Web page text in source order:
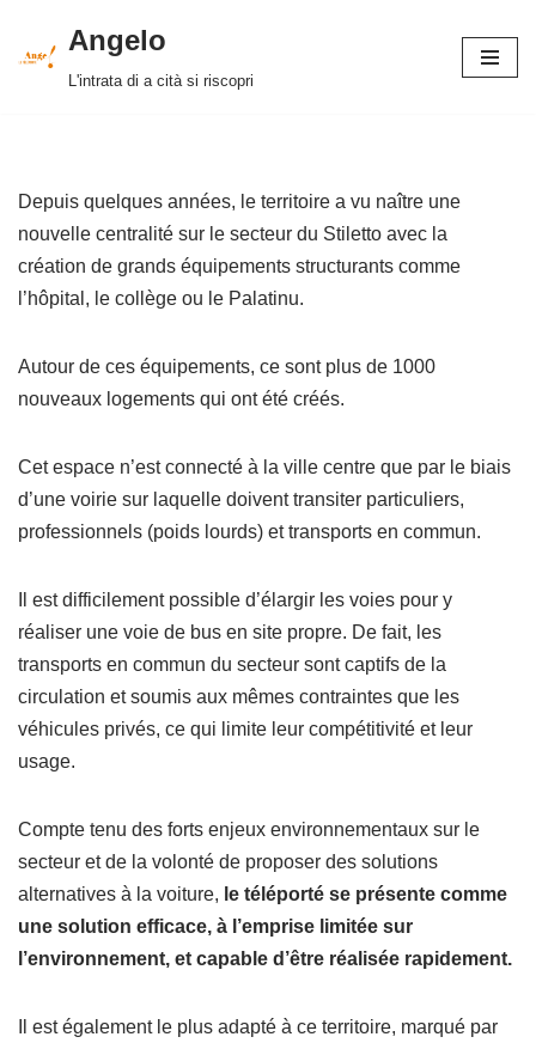
Aller
Angelo
L'intrata di a cità si riscopri
Depuis quelques années, le territoire a vu naître une
nouvelle centralité sur le secteur du Stiletto avec la
création de grands équipements structurants comme
l’hôpital, le collège ou le Palatinu.
Autour de ces équipements, ce sont plus de 1000
nouveaux logements qui ont été créés.
Cet espace n’est connecté à la ville centre que par le biais
d’une voirie sur laquelle doivent transiter particuliers,
professionnels (poids lourds) et transports en commun.
Il est difficilement possible d’élargir les voies pour y
réaliser une voie de bus en site propre. De fait, les
transports en commun du secteur sont captifs de la
circulation et soumis aux mêmes contraintes que les
véhicules privés, ce qui limite leur compétitivité et leur
usage.
Compte tenu des forts enjeux environnementaux sur le
secteur et de la volonté de proposer des solutions
alternatives à la voiture, le téléporté se présente comme
une solution efficace, à l’emprise limitée sur
l’environnement, et capable d’être réalisée rapidement.
Il est également le plus adapté à ce territoire, marqué par